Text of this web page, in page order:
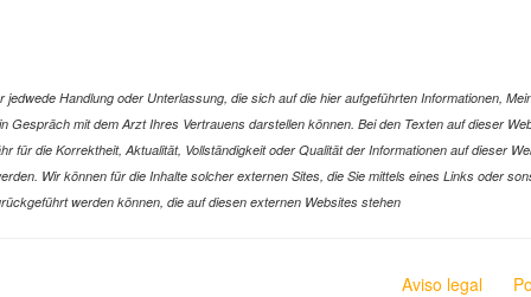
Handlung oder Unterlassung, die sich auf die hier aufgeführten Informationen,
mit dem Arzt Ihres Vertrauens darstellen können. Bei den Texten auf dieser
für die Korrektheit, Aktualität, Vollständigkeit oder Qualität der Informationen auf dieser
Wir können für die Inhalte solcher externen Sites, die Sie mittels eines Links oder
werden können, die auf diesen externen Websites stehen
Aviso legal